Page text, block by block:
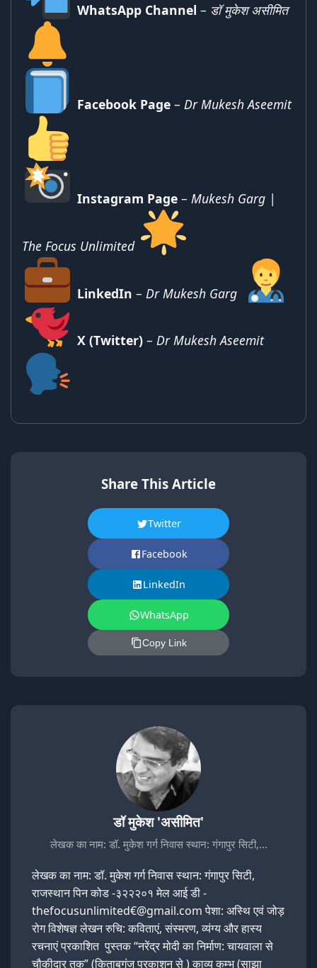
WhatsApp Channel – डॉ मुकेश असीमित
Facebook Page– Dr Mukesh Aseemit
Instagram Page– Mukesh Garg |
The Focus Unlimited
LinkedIn – Dr Mukesh Garg
X (Twitter)– Dr Mukesh Aseemit
Share This Article
Twitter
Facebook
LinkedIn
WhatsApp
Copy Link
डॉ मुकेश 'असीमित'
लेखक का नाम: डॉ. मुकेश गर्ग निवास स्थान: गंगापुर सिटी,…
लेखक का नाम: डॉ. मुकेश गर्ग निवास स्थान: गंगापुर सिटी,
राजस्थान पिन कोड -३२२२०१ मेल आई डी -
thefocusunlimited€@gmail.com पेशा: अस्थि एवं जोड़
रोग विशेषज्ञ लेखन रुचि: कविताएं, संस्मरण, व्यंग्य और हास्य
रचनाएं प्रकाशित पुस्तक “नरेंद्र मोदी का निर्माण: चायवाला से
चौकीदार तक” (किताबगंज प्रकाशन से ) काव्य कुम्भ (साझा